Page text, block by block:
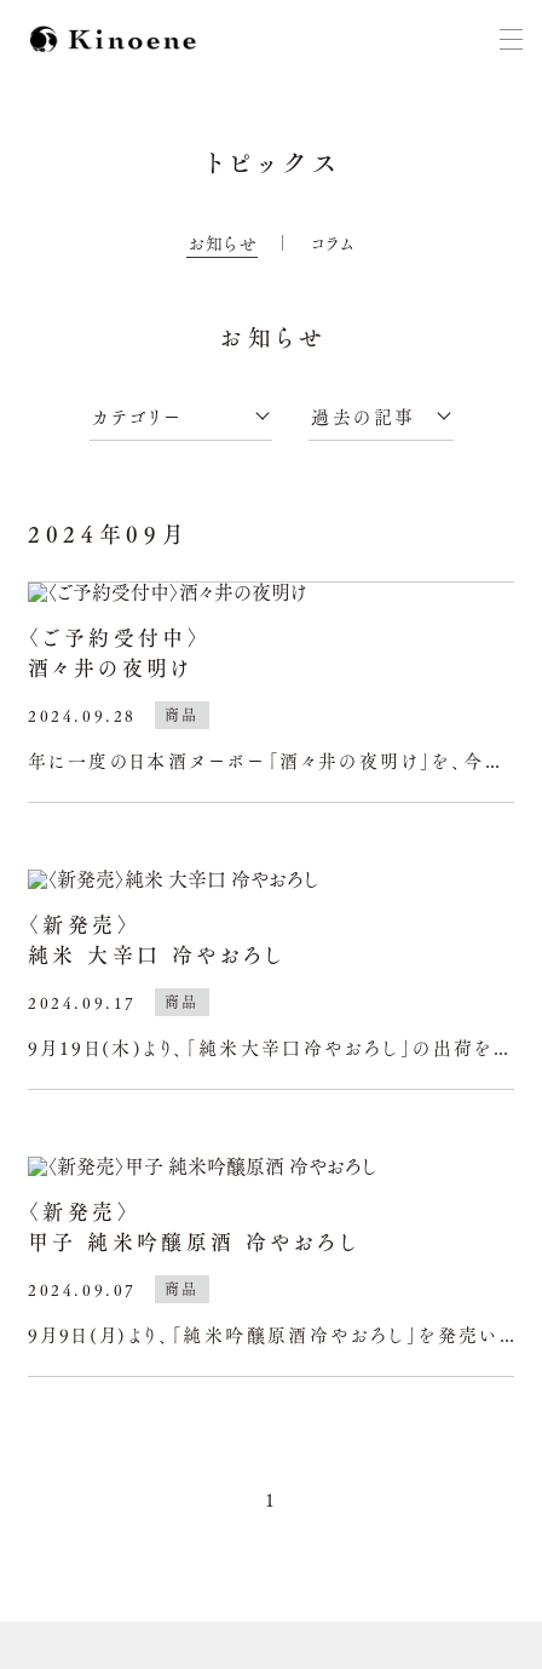
トピックス
お知らせ コラム
お知らせ
2024年09月
商品
〈ご予約受付中〉
酒々井の夜明け
2024.09.28
年に一度の日本酒ヌーボー「酒々井の夜明け」を、今年も11月8日(金)より出荷いたします。純米大吟醸の初しぼりの日、上槽から24時間以内に瓶詰め出荷を行い、夜通しの作業を経てまさに夜明けとともに完成する
商品
〈新発売〉
純米 大辛口 冷やおろし
2024.09.17
9月19日(木)より、「純米大辛口冷やおろし」の出荷を開始いたします。千葉県産の「ふさこがね（五百万石）」を使用し、精米歩合である米の磨きを80％として、米と米麹のみで仕込んだ純米酒。磨きを少なく
商品
〈新発売〉
甲子 純米吟醸原酒 冷やおろし
2024.09.07
9月9日(月)より、「純米吟醸原酒冷やおろし」を発売いたします。華やかなリンゴ様の吟醸香と、ほどよい酸味。まるみを帯びた原酒らしい力強い味わいが魅力です。秋の深まりとともに旨味とまろやかさがさらに増
1